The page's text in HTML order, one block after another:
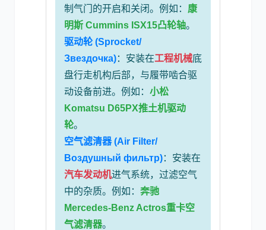
制气门的开启和关闭。例如： 康
明斯 Cummins ISX15凸轮轴。
驱动轮 (Sprocket/
Звездочка)：安装在工程机械底
盘行走机构后部，与履带啮合驱
动设备前进。例如： 小松
Komatsu D65PX推土机驱动
轮。
空气滤清器 (Air Filter/
Воздушный фильтр)：安装在
汽车发动机进气系统，过滤空气
中的杂质。例如： 奔驰
Mercedes-Benz Actros重卡空
气滤清器。